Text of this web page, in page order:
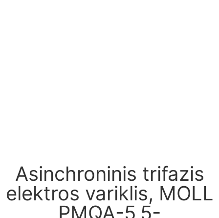
Asinchroninis trifazis
elektros variklis, MOLL
PMQA-5,5-